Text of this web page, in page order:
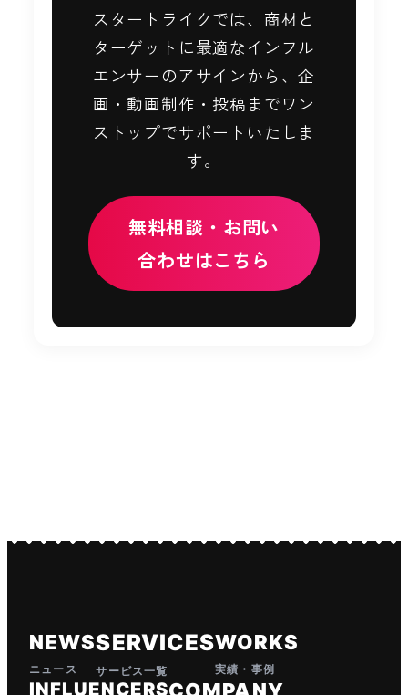
スタートライクでは、商材と
ターゲットに最適なインフル
エンサーのアサインから、企
画・動画制作・投稿までワン
ストップでサポートいたしま
す。
無料相談・お問い
合わせはこちら
NEWS
ニュース
SERVICES
サービス一覧
WORKS
実績・事例
INFLUENCERS